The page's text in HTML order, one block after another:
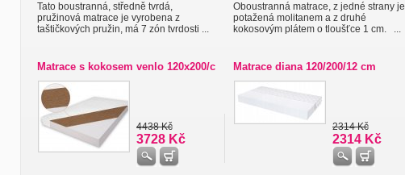
Tato boustranná, středně tvrdá,
pružinová matrace je vyrobena z
taštičkových pružin, má 7 zón tvrdosti ...
Oboustranná matrace, z jedné strany je
potažená molitanem a z druhé
kokosovým plátem o tloušťce 1 cm. ...
Matrace s kokosem venlo 120x200/c
4438 Kč
3728 Kč
Matrace diana 120/200/12 cm
2314 Kč
2314 Kč